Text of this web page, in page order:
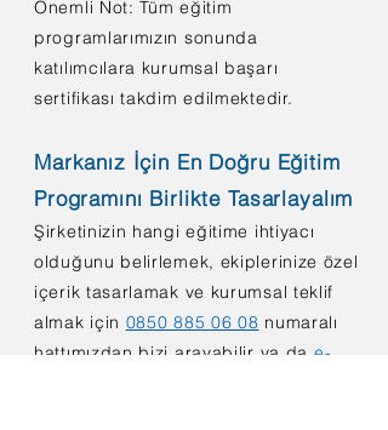
Önemli Not: Tüm eğitim
programlarımızın sonunda
katılımcılara kurumsal başarı
sertifikası takdim edilmektedir.
Markanız İçin En Doğru Eğitim
Programını Birlikte Tasarlayalım
​Şirketinizin hangi eğitime ihtiyacı
olduğunu belirlemek, ekiplerinize özel
içerik tasarlamak ve kurumsal teklif
almak için 0850 885 06 08 numaralı
hattımızdan bizi arayabilir ya da e-